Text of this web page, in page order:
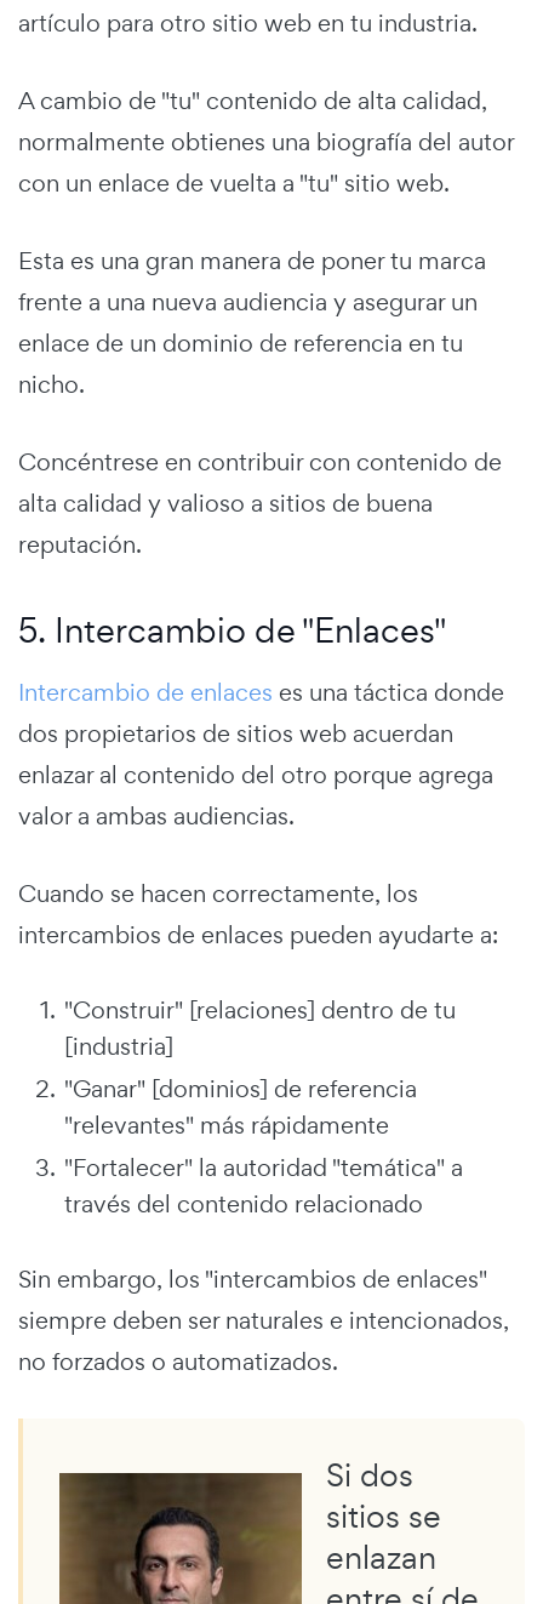
artículo para otro sitio web en tu industria.
A cambio de "tu" contenido de alta calidad,
normalmente obtienes una biografía del autor
con un enlace de vuelta a "tu" sitio web.
Esta es una gran manera de poner tu marca
frente a una nueva audiencia y asegurar un
enlace de un dominio de referencia en tu
nicho.
Concéntrese en contribuir con contenido de
alta calidad y valioso a sitios de buena
reputación.
5. Intercambio de "Enlaces"
Intercambio de enlaces es una táctica donde
dos propietarios de sitios web acuerdan
enlazar al contenido del otro porque agrega
valor a ambas audiencias.
Cuando se hacen correctamente, los
intercambios de enlaces pueden ayudarte a:
"Construir" [relaciones] dentro de tu
[industria]
"Ganar" [dominios] de referencia
"relevantes" más rápidamente
"Fortalecer" la autoridad "temática" a
través del contenido relacionado
Sin embargo, los "intercambios de enlaces"
siempre deben ser naturales e intencionados,
no forzados o automatizados.
Si dos
sitios se
enlazan